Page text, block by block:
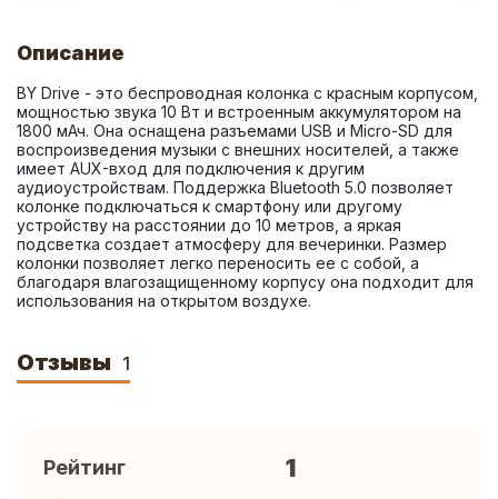
Описание
BY Drive - это беспроводная колонка с красным корпусом,
мощностью звука 10 Вт и встроенным аккумулятором на
1800 мАч. Она оснащена разъемами USB и Micro-SD для
воспроизведения музыки с внешних носителей, а также
имеет AUX-вход для подключения к другим
аудиоустройствам. Поддержка Bluetooth 5.0 позволяет
колонке подключаться к смартфону или другому
устройству на расстоянии до 10 метров, а яркая
подсветка создает атмосферу для вечеринки. Размер
колонки позволяет легко переносить ее с собой, а
благодаря влагозащищенному корпусу она подходит для
использования на открытом воздухе.
Отзывы 1
Рейтинг 1